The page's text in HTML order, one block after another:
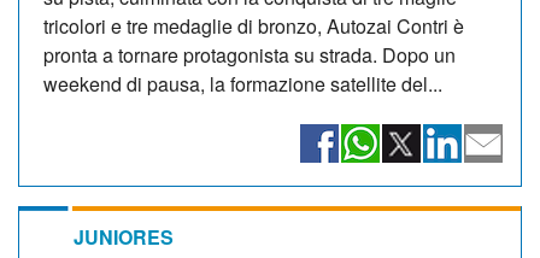
tricolori e tre medaglie di bronzo, Autozai Contri è
pronta a tornare protagonista su strada. Dopo un
weekend di pausa, la formazione satellite del...
JUNIORES